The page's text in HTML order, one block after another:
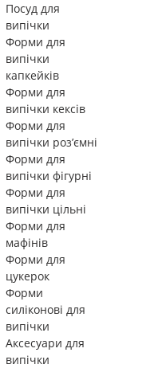
Посуд для
випічки
Форми для
випічки
капкейків
Форми для
випічки кексів
Форми для
випічки роз’ємні
Форми для
випічки фігурні
Форми для
випічки цільні
Форми для
мафінів
Форми для
цукерок
Форми
силіконові для
випічки
Аксесуари для
випічки